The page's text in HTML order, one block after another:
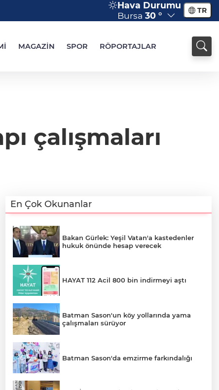
Hava Durumu
Bursa 30 ° TR
MAGAZİN SPOR RÖPORTAJLAR
çalışmaları
En Çok Okunanlar
Bakan Gürlek: Yeşil Vatan'a kastedenler
hukuk önünde hesap verecek
HAYAT 112 Acil 800 bin indirmeyi aştı
Batman Sason'un köy yollarında yama
çalışmaları sürüyor
Batman Sason'da emzirme farkındalığı